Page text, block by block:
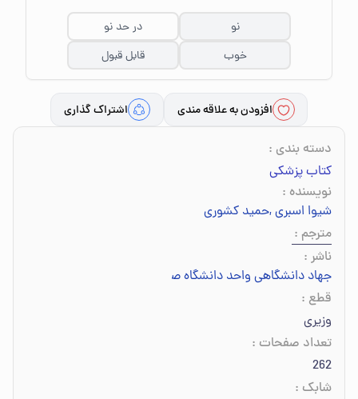
نو
در حد نو
خوب
قابل قبول
افزودن به علاقه مندی اشتراک گذاری
دسته بندی :
کتاب پزشکی
نویسنده :
شیوا اسبری,حمید کشوری
مترجم :
ناشر :
جهاد دانشگاهی واحد دانشگاه صنعتی امیرکبیر
قطع :
وزیری
تعداد صفحات :
262
شابک :